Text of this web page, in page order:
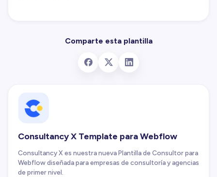
Comparte esta plantilla
Consultancy X Template para Webflow
Consultancy X es nuestra nueva Plantilla de Consultor para
Webflow diseñada para empresas de consultoría y agencias
de primer nivel.